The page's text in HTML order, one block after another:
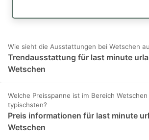
Wie sieht die Ausstattungen bei Wetschen
Trendausstattung für last minute
Wetschen
Welche Preisspanne ist im Bereich Wetschen
typischsten?
Preis informationen für last minute
Wetschen